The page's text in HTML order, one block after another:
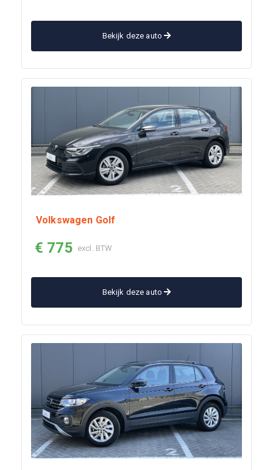
Bekijk deze auto
Volkswagen Golf
€ 775 excl. BTW
Bekijk deze auto